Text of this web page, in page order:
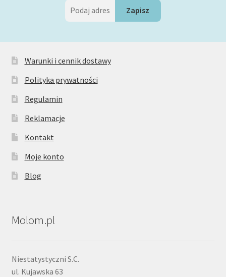
Warunki i cennik dostawy
Polityka prywatności
Regulamin
Reklamacje
Kontakt
Moje konto
Blog
Molom.pl
Niestatystyczni S.C.
ul. Kujawska 63